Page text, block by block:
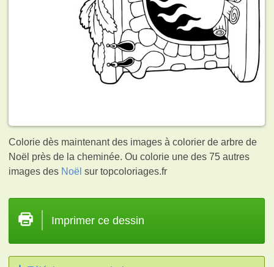
Colorie dès maintenant des images à colorier de arbre de
Noël près de la cheminée. Ou colorie une des 75 autres
images des Noël sur topcoloriages.fr
Imprimer ce dessin